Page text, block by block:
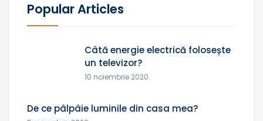
Popular Articles
Câtă energie electrică folosește
un televizor?
10 noiembrie 2020
De ce pâlpâie luminile din casa mea?